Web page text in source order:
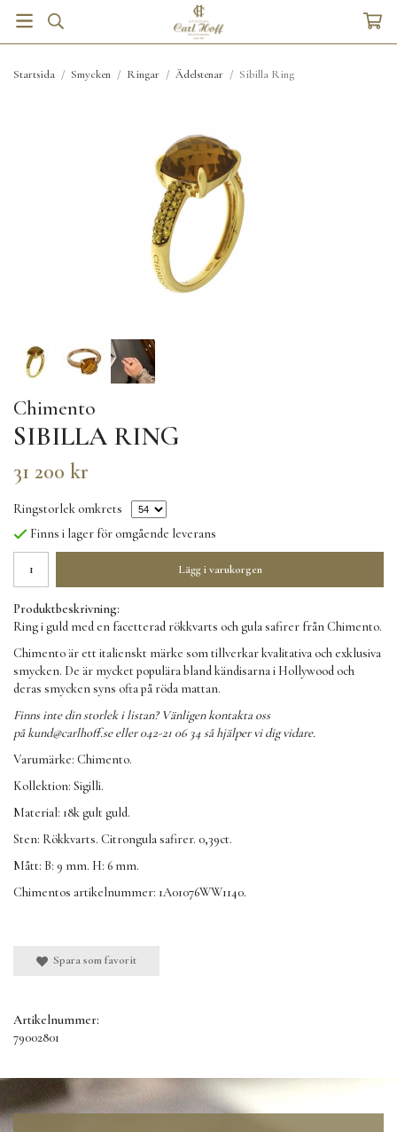
Startsida / Smycken / Ringar / Ädelstenar / Sibilla Ring
Chimento
SIBILLA RING
31 200 kr
Ringstorlek omkrets
Finns i lager för omgående leverans
Lägg i varukorgen
Produktbeskrivning:
Ring i guld med en facetterad rökkvarts och gula safirer från Chimento.
Chimento är ett italienskt märke som tillverkar kvalitativa och exklusiva
smycken. De är mycket populära bland kändisarna i Hollywood och
deras smycken syns ofta på röda mattan.
Finns inte din storlek i listan? Vänligen kontakta oss
påkund@carlhoff.seeller 042-21 06 34 så hjälper vi dig vidare.
Varumärke: Chimento.
Kollektion: Sigilli.
Material: 18k gult guld.
Sten: Rökkvarts. Citrongula safirer. 0,39ct.
Mått: B: 9 mm. H: 6 mm.
Chimentos artikelnummer: 1A01076WW1140.
Spara som favorit
Artikelnummer:
79002801